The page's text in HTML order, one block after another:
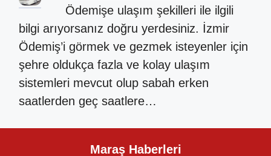
Ödemişe ulaşım şekilleri ile ilgili
bilgi arıyorsanız doğru yerdesiniz. İzmir
Ödemiş’i görmek ve gezmek isteyenler için
şehre oldukça fazla ve kolay ulaşım
sistemleri mevcut olup sabah erken
saatlerden geç saatlere…
Maraş Haberleri